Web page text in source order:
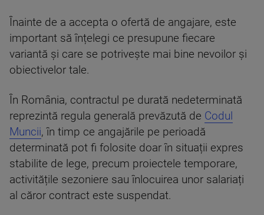
Înainte de a accepta o ofertă de angajare, este
important să înțelegi ce presupune fiecare
variantă și care se potrivește mai bine nevoilor și
obiectivelor tale.
În România, contractul pe durată nedeterminată
reprezintă regula generală prevăzută de Codul
Muncii, în timp ce angajările pe perioadă
determinată pot fi folosite doar în situații expres
stabilite de lege, precum proiectele temporare,
activitățile sezoniere sau înlocuirea unor salariați
al căror contract este suspendat.